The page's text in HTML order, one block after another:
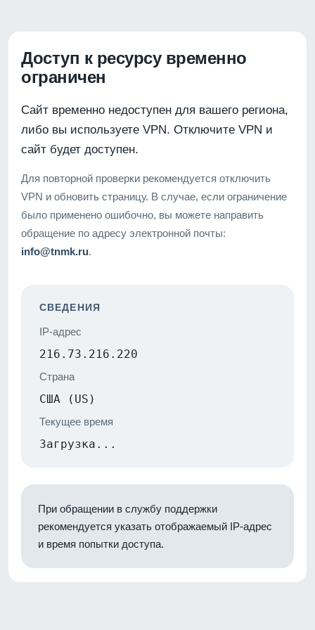
Доступ к ресурсу временно
ограничен
Сайт временно недоступен для вашего региона,
либо вы используете VPN. Отключите VPN и
сайт будет доступен.
Для повторной проверки рекомендуется отключить
VPN и обновить страницу. В случае, если ограничение
было применено ошибочно, вы можете направить
обращение по адресу электронной почты:
info@tnmk.ru.
СВЕДЕНИЯ
IP-адрес
216.73.216.220
Страна
США (US)
Текущее время
Загрузка...
При обращении в службу поддержки
рекомендуется указать отображаемый IP-адрес
и время попытки доступа.